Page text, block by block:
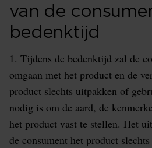
van de
bedenktijd
1. Tijdens de bedenktijd zal de
omgaan met het product en de
product slechts uitpakken of
nodig is om de aard, de
het product vast te stellen. Het
de consument het product